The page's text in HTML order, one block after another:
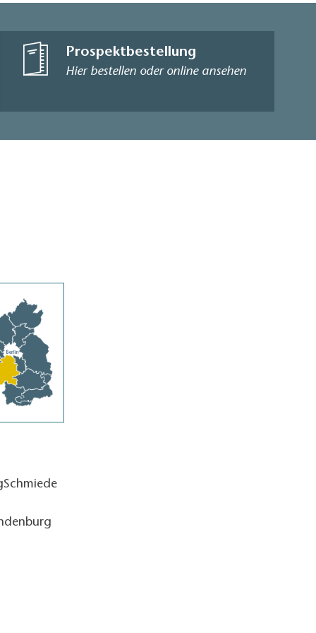
Prospektbestellung
Hier bestellen oder online ansehen